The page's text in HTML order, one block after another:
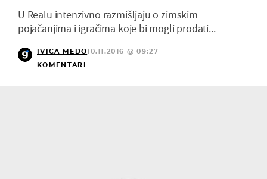
U Realu intenzivno razmišljaju o zimskim
pojačanjima i igračima koje bi mogli prodati...
IVICA MEDO10.11.2016 @ 09:27
KOMENTARI